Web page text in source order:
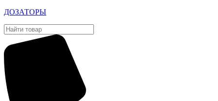
ДОЗАТОРЫ